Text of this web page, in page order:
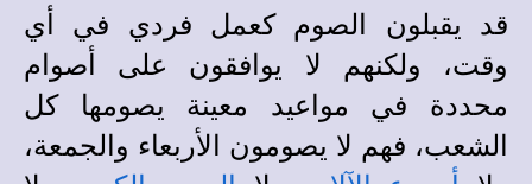
قد يقبلون الصوم كعمل فردي في أي
وقت، ولكنهم لا يوافقون على أصوام
محددة في مواعيد معينة يصومها كل
الشعب، فهم لا يصومون الأربعاء والجمعة،